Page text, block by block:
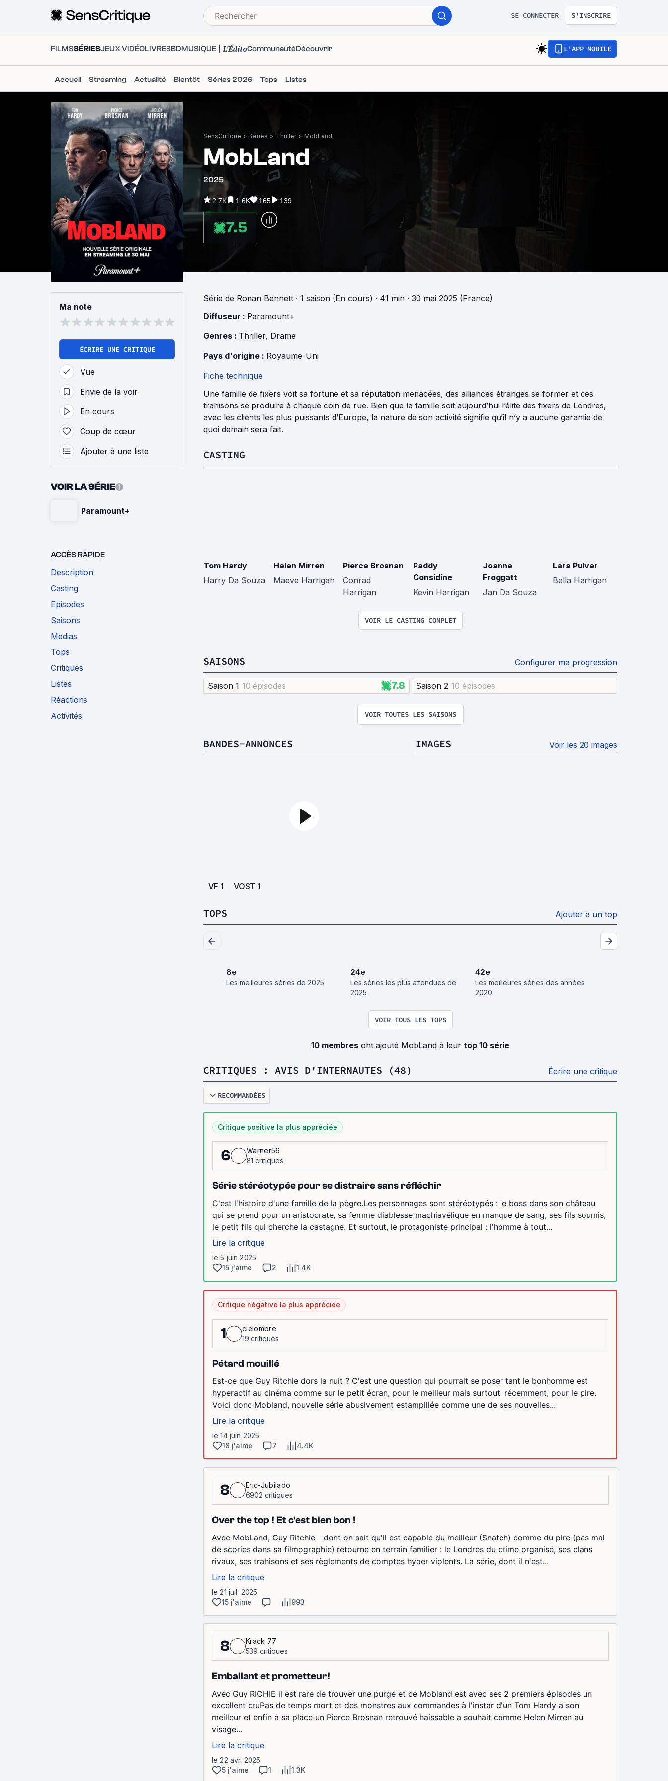
SE CONNECTER S'INSCRIRE
FILMSSÉRIESJEUX VIDÉOLIVRESBDMUSIQUE L'ÉditoCommunautéDécouvrir L'APP MOBILE
Accueil Streaming Actualité Bientôt Séries 2026 Tops Listes
SensCritique > Séries > Thriller > MobLand
MobLand
2025
2.7K 1.6K 165 139
7.5
Ma note
ÉCRIRE UNE CRITIQUE
Vue
Envie de la voir
En cours
Coup de cœur
Ajouter à une liste
VOIR LA SÉRIE
Paramount+
ACCÈS RAPIDE
Description
Casting
Episodes
Saisons
Medias
Tops
Critiques
Listes
Réactions
Activités
Série de Ronan Bennett · 1 saison (En cours) · 41 min · 30 mai 2025 (France)
Diffuseur : Paramount+
Genres : Thriller, Drame
Pays d'origine : Royaume-Uni
Fiche technique
Une famille de fixers voit sa fortune et sa réputation menacées, des alliances étranges se former et des
trahisons se produire à chaque coin de rue. Bien que la famille soit aujourd’hui l’élite des fixers de Londres,
avec les clients les plus puissants d’Europe, la nature de son activité signifie qu’il n’y a aucune garantie de
quoi demain sera fait.
CASTING
Tom Hardy
Harry Da Souza
Helen Mirren
Maeve Harrigan
Pierce Brosnan
Conrad
Harrigan
Paddy
Considine
Kevin Harrigan
Joanne
Froggatt
Jan Da Souza
Lara Pulver
Bella Harrigan
VOIR LE CASTING COMPLET
SAISONS Configurer ma progression
Saison 1 10 épisodes 7.8 Saison 2 10 épisodes
VOIR TOUTES LES SAISONS
BANDES-ANNONCES
VF 1 VOST 1
IMAGES Voir les 20 images
TOPS Ajouter à un top
8e
Les meilleures séries de 2025
24e
Les séries les plus attendues de
2025
42e
Les meilleures séries des années
2020
VOIR TOUS LES TOPS
10 membres ont ajouté MobLand à leur top 10 série
CRITIQUES : AVIS D'INTERNAUTES (48) Écrire une critique
RECOMMANDÉES
Critique positive la plus appréciée
6
Warner56
81 critiques
Série stéréotypée pour se distraire sans réfléchir
C'est l'histoire d'une famille de la pègre.Les personnages sont stéréotypés : le boss dans son château
qui se prend pour un aristocrate, sa femme diablesse machiavélique en manque de sang, ses fils soumis,
le petit fils qui cherche la castagne. Et surtout, le protagoniste principal : l'homme à tout...
Lire la critique
le 5 juin 2025
15 j'aime
2 1.4K
Critique négative la plus appréciée
1
cielombre
19 critiques
Pétard mouillé
Est-ce que Guy Ritchie dors la nuit ? C'est une question qui pourrait se poser tant le bonhomme est
hyperactif au cinéma comme sur le petit écran, pour le meilleur mais surtout, récemment, pour le pire.
Voici donc Mobland, nouvelle série abusivement estampillée comme une de ses nouvelles...
Lire la critique
le 14 juin 2025
18 j'aime
7 4.4K
8
Eric-Jubilado
6902 critiques
Over the top ! Et c'est bien bon !
Avec MobLand, Guy Ritchie - dont on sait qu'il est capable du meilleur (Snatch) comme du pire (pas mal
de scories dans sa filmographie) retourne en terrain familier : le Londres du crime organisé, ses clans
rivaux, ses trahisons et ses règlements de comptes hyper violents. La série, dont il n'est...
Lire la critique
le 21 juil. 2025
15 j'aime
993
8
Krack 77
539 critiques
Emballant et prometteur!
Avec Guy RICHIE il est rare de trouver une purge et ce Mobland est avec ses 2 premiers épisodes un
excellent cruPas de temps mort et des monstres aux commandes à l'instar d'un Tom Hardy a son
meilleur et enfin à sa place un Pierce Brosnan retrouvé haissable a souhait comme Helen Mirren au
visage...
Lire la critique
le 22 avr. 2025
5 j'aime
1 1.3K